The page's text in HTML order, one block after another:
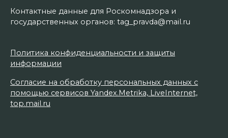
Контактные данные для Роскомнадзора и
государственных органов: tag_pravda@mail.ru
Политика конфиденциальности и защиты
информации
Согласие на обработку персональных данных с
помощью сервисов Yandex.Metrika, LiveInternet,
top.mail.ru